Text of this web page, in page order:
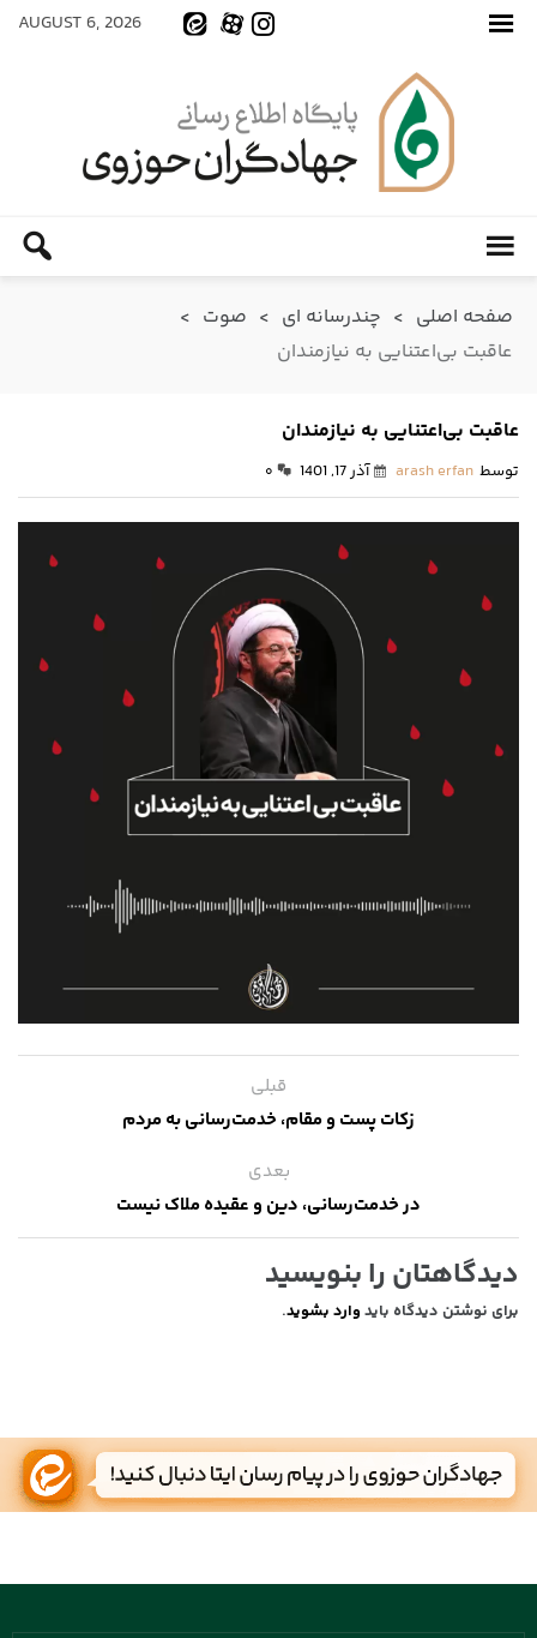
AUGUST 6, 2026
صفحه اصلی > چندرسانه ای > صوت >
عاقبت بی‌اعتنایی به نیازمندان
عاقبت بی‌اعتنایی به نیازمندان
توسط arash erfan آذر 17, 1401 ۰
قبلی
زکات پست و مقام، خدمت‌رسانی به مردم
بعدی
در خدمت‌رسانی، دین و عقیده ملاک نیست
دیدگاهتان را بنویسید
برای نوشتن دیدگاه باید وارد بشوید.